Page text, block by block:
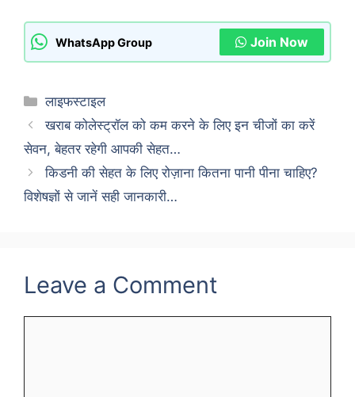
WhatsApp Group Join Now
Categories
लाइफस्टाइल
खराब कोलेस्ट्रॉल को कम करने के लिए इन चीजों का करें
सेवन, बेहतर रहेगी आपकी सेहत…
किडनी की सेहत के लिए रोज़ाना कितना पानी पीना चाहिए?
विशेषज्ञों से जानें सही जानकारी…
Leave a Comment